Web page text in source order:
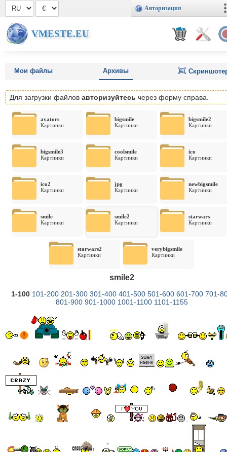
Авторизация
VMESTE.EU
Мои файлы Архивы
Для загрузки файлов авторизуйтесь через форму справа.
avators
Картинки
bigsmile
Картинки
bigsmile2
Картинки
bigsmile3
Картинки
coolsmile
Картинки
ico
Картинки
ico2
Картинки
jpg
Картинки
newbigsmile
Картинки
smile
Картинки
smile2
Картинки
starwars
Картинки
starwars2
Картинки
verybigsmile
Картинки
smile2
1-100 101-200 201-300 301-400 401-500 501-600 601-700 701-
801-900 901-1000 1001-1100 1101-1155